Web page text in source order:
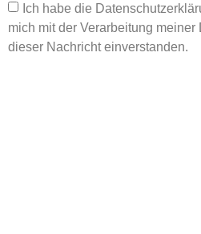
Ich habe die
mich mit der Verarbeitung
dieser Nachricht einverstanden.